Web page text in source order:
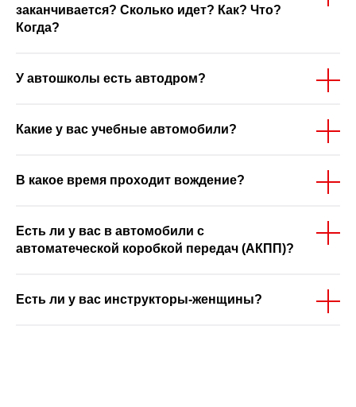
заканчивается? Сколько идет? Как? Что?
Когда?
У автошколы есть автодром?
Какие у вас учебные автомобили?
В какое время проходит вождение?
Есть ли у вас в автомобили с
автоматеческой коробкой передач (АКПП)?
Есть ли у вас инструкторы-женщины?